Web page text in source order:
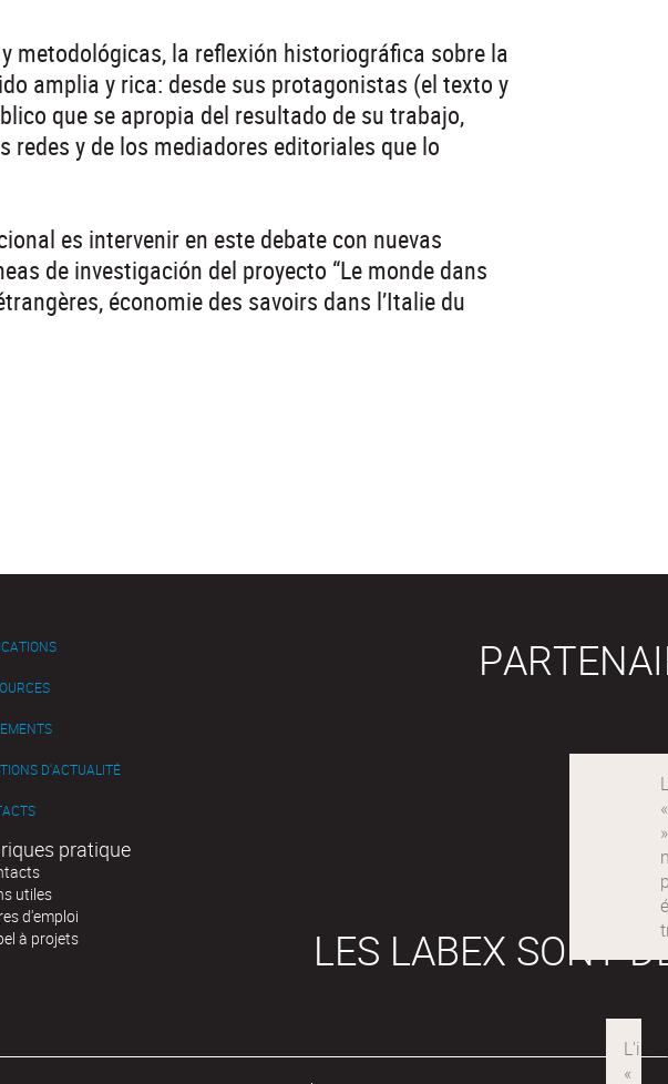
metodológicas, la reflexión historiográfica sobre la
amplia y rica: desde sus protagonistas (el texto y
que se apropia del resultado de su trabajo,
y de los mediadores editoriales que lo
es intervenir en este debate con nuevas
de investigación del proyecto “Le monde dans
économie des savoirs dans l’Italie du
D'ACTUALITÉ
pratique
utiles
d'emploi
à projets
LES LABEX SONT